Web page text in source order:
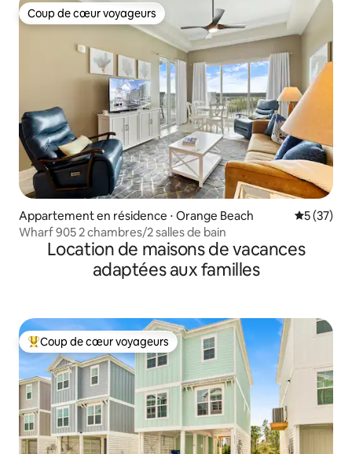
Coup de cœur voyageurs
Coup de cœur voyageurs
Appartement en résidence ⋅ Orange Beach
5 (37)
Wharf 905 2 chambres/2 salles de bain
Location de maisons de vacances
adaptées aux familles
Coups de cœur voyageurs les plus appréciés
Coup de cœur voyageurs